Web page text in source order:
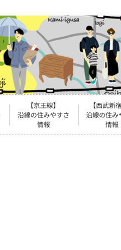
【京王線】
沿線の住みやすさ
情報
【西武新
沿線の住み
情報